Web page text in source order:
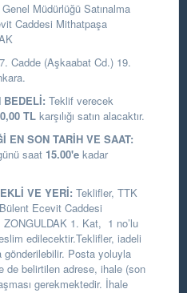
Müdürlüğü Satınalma
Caddesi Mithatpaşa
Cadde (Aşkaabat Cd.) 19.
BEDELİ: Teklif verecek
TL karşılığı satın alacaktır.
EN SON TARİH VE SAAT:
saat 15.00'e kadar
VE YERİ: Teklifler, TTK
Ecevit Caddesi
1. Kat, 1 no’lu
edilecektir.Teklifler, iadeli
gönderilebilir. Posta yoluyla
de belirtilen adrese, ihale (son
gerekmektedir. İhale